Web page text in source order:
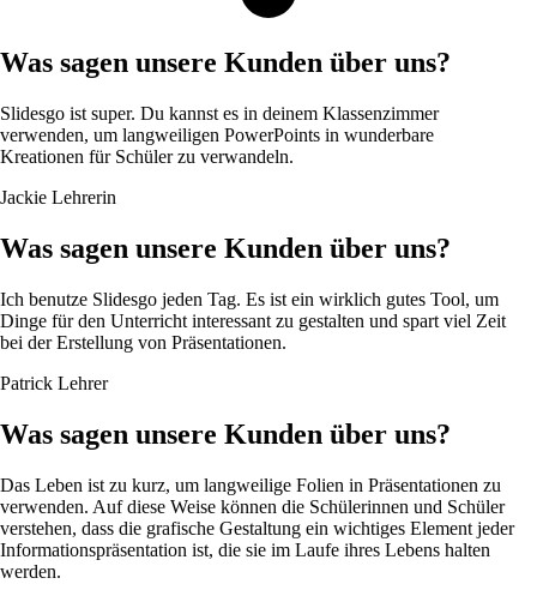
Was sagen unsere Kunden über uns?
Slidesgo ist super. Du kannst es in deinem Klassenzimmer
verwenden, um langweiligen PowerPoints in wunderbare
Kreationen für Schüler zu verwandeln.
Jackie Lehrerin
Was sagen unsere Kunden über uns?
Ich benutze Slidesgo jeden Tag. Es ist ein wirklich gutes Tool, um
Dinge für den Unterricht interessant zu gestalten und spart viel Zeit
bei der Erstellung von Präsentationen.
Patrick Lehrer
Was sagen unsere Kunden über uns?
Das Leben ist zu kurz, um langweilige Folien in Präsentationen zu
verwenden. Auf diese Weise können die Schülerinnen und Schüler
verstehen, dass die grafische Gestaltung ein wichtiges Element jeder
Informationspräsentation ist, die sie im Laufe ihres Lebens halten
werden.